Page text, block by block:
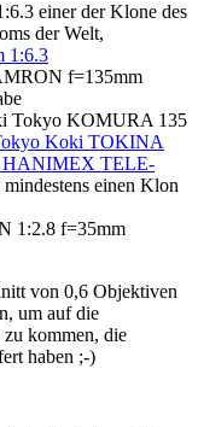
einer der Klone des
der Welt,
1:6.3
f=135mm
Tokyo KOMURA 135
Koki TOKINA
HANIMEX TELE-
einen Klon
1:2.8 f=35mm
von 0,6 Objektiven
um auf die
kommen, die
haben ;-)